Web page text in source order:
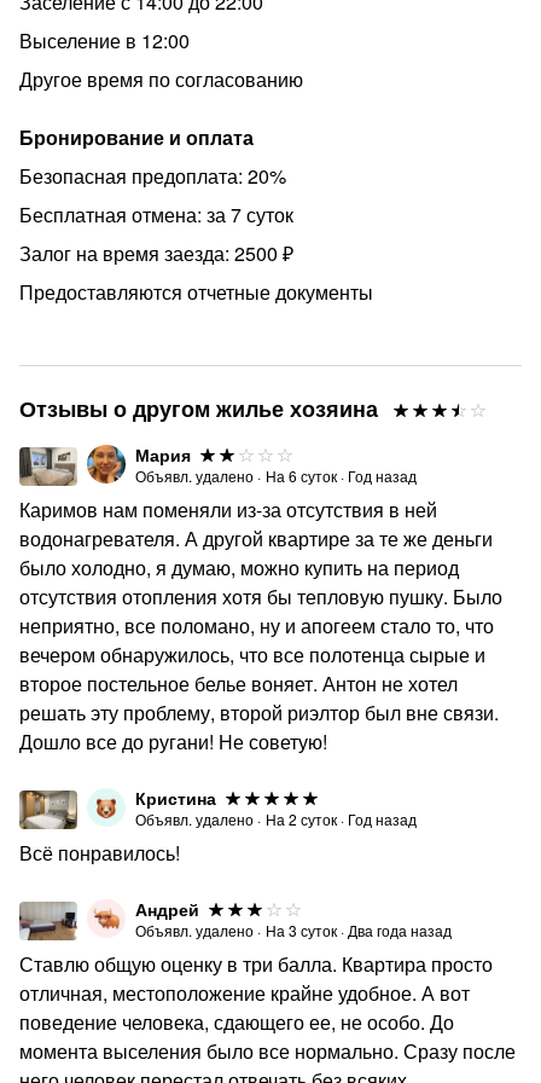
БЕЗ ВОЗВРАТА УПЛАЧЕННОЙ ЗА ПРОЖИВАНИЕ
СУММЫ!!!
⛔️ Мы заботимся о комфорте не только наших гостей ,
мероприятия не допустимы в наших квартирах, а также
необходимо соблюдать правила дома и закон тишины с
22 до 8.
ФОТО РЕАЛЬНЫЕ‼️
Выселение в 12:00
Другое время по согласованию
Бронирование и оплата
Безопасная предоплата: 20%
Бесплатная отмена: за 7 суток
Залог на время заезда: 2500 ₽
Предоставляются отчетные документы
Отзывы о другом жилье хозяина
Мария
Объявл. удалено · На 6 суток · Год назад
Каримов нам поменяли из-за отсутствия в ней
водонагревателя. А другой квартире за те же деньги
было холодно, я думаю, можно купить на период
отсутствия отопления хотя бы тепловую пушку. Было
неприятно, все поломано, ну и апогеем стало то, что
вечером обнаружилось, что все полотенца сырые и
второе постельное белье воняет. Антон не хотел
решать эту проблему, второй риэлтор был вне связи.
Дошло все до ругани! Не советую!
Кристина
Объявл. удалено · На 2 суток · Год назад
Всё понравилось!
Андрей
Объявл. удалено · На 3 суток · Два года назад
Ставлю общую оценку в три балла. Квартира просто
отличная, местоположение крайне удобное. А вот
поведение человека, сдающего ее, не особо. До
момента выселения было все нормально. Сразу после